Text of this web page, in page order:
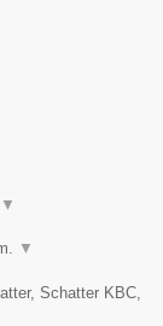
▼
▼
Schatter KBC,